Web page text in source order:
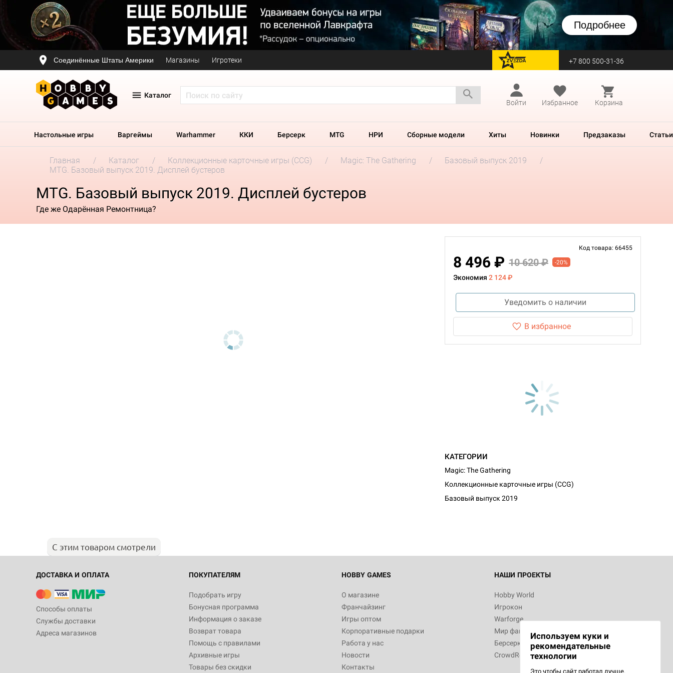
Подробнее
Соединённые Штаты Америки Магазины Игротеки перейти на Zvezda +7 800 500-31-36
Каталог
Войти
Избранное Корзина
Настольные игры Варгеймы Warhammer ККИ Берсерк MTG НРИ Сборные модели Хиты Новинки Предзаказы Статьи
Главная Каталог Коллекционные карточные игры (CCG) Magic: The Gathering
Базовый выпуск 2019
MTG. Базовый выпуск 2019. Дисплей бустеров
MTG. Базовый выпуск 2019. Дисплей бустеров
Где же Одарённая Ремонтница?
Код товара: 66455
8 496 ₽ 10 620 ₽ -20%
Экономия 2 124 ₽
Уведомить о наличии
В избранное
КАТЕГОРИИ
Magic: The Gathering
Коллекционные карточные игры (CCG)
Базовый выпуск 2019
С этим товаром смотрели
ДОСТАВКА И ОПЛАТА
Способы оплаты
Службы доставки
Адреса магазинов
ПОКУПАТЕЛЯМ
Подобрать игру
Бонусная программа
Информация о заказе
Возврат товара
Помощь с правилами
Архивные игры
Товары без скидки
HOBBY GAMES
О магазине
Франчайзинг
Игры оптом
Корпоративные подарки
Работа у нас
Новости
Контакты
НАШИ ПРОЕКТЫ
Hobby World
Игрокон
Warforge
Мир фантастики
Берсерк
CrowdRepublic
Используем куки и
рекомендательные
технологии
Это чтобы сайт работал лучше.